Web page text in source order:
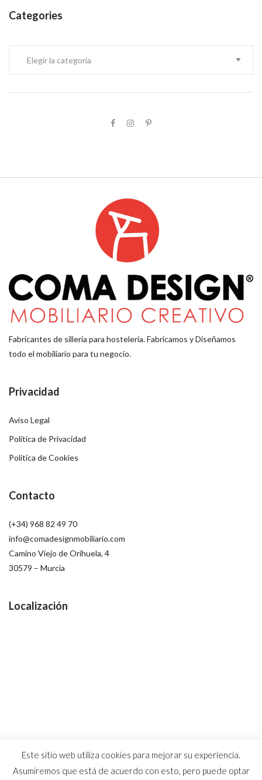
Categories
Categories
Fabricantes de sillería para hostelería. Fabricamos y Diseñamos
todo el mobiliario para tu negocio.
Privacidad
Aviso Legal
Política de Privacidad
Política de Cookies
Contacto
(+34) 968 82 49 70
info@comadesignmobiliario.com
Camino Viejo de Orihuela, 4
30579 – Murcia
Localización
Este sitio web utiliza cookies para mejorar su experiencia.
Asumiremos que está de acuerdo con esto, pero puede optar